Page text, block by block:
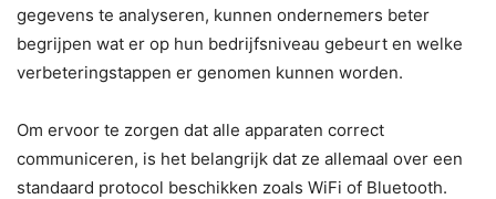
gegevens te analyseren, kunnen ondernemers beter
begrijpen wat er op hun bedrijfsniveau gebeurt en welke
verbeteringstappen er genomen kunnen worden.
Om ervoor te zorgen dat alle apparaten correct
communiceren, is het belangrijk dat ze allemaal over een
standaard protocol beschikken zoals WiFi of Bluetooth.